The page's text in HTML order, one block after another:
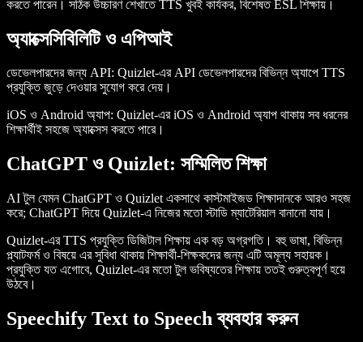
করতে পারেন। সঠিক উচ্চারণ শেখাতে TTS খুবই কার্যকর, বিশেষত ESL শিক্ষায়।
অ্যাক্সেসিবিলিটি ও এপিআই
ডেভেলপারদের জন্য API: Quizlet-এর API ডেভেলপারদের বিভিন্ন অ্যাপে TTS
প্রযুক্তি জুড়ে দেওয়ার সুযোগ করে দেয়।
iOS ও Android অ্যাপ: Quizlet-এর iOS ও Android অ্যাপ থাকায় সব ধরনের
শিক্ষার্থীই সহজে অ্যাক্সেস করতে পারে।
ChatGPT ও Quizlet: সম্মিলিত শিক্ষা
AI টুল যেমন ChatGPT ও Quizlet একসাথে কাস্টমাইজড শিক্ষাদানকে আরও সহজ
করে; ChatGPT দিয়ে Quizlet-এ নিজের মতো স্টাডি ম্যাটেরিয়াল বানানো যায়।
Quizlet-এর TTS প্রযুক্তি ডিজিটাল শিক্ষায় এক বড় অগ্রগতি। বহু ভাষা, বিভিন্ন
প্ল্যাটফর্ম ও বিষয়ে এর সুবিধা থাকায় শিক্ষার্থী-শিক্ষকদের জন্য এটি অমূল্য সহায়ক।
প্রযুক্তি যত এগোবে, Quizlet-এর মতো টুল ভবিষ্যতের শিক্ষায় ততই গুরুত্বপূর্ণ হয়ে
উঠবে।
Speechify Text to Speech ব্যবহার করুন